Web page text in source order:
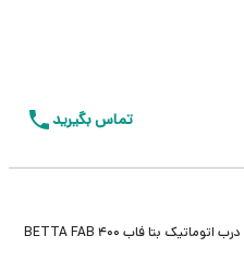
تماس بگیرید
درب اتوماتیک بتا فاب 400 BETTA FAB